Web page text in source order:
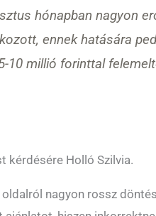
hónapban nagyon
ennek hatására
10 millió forinttal
kérdésére Holló Szilvia.
nagyon rossz